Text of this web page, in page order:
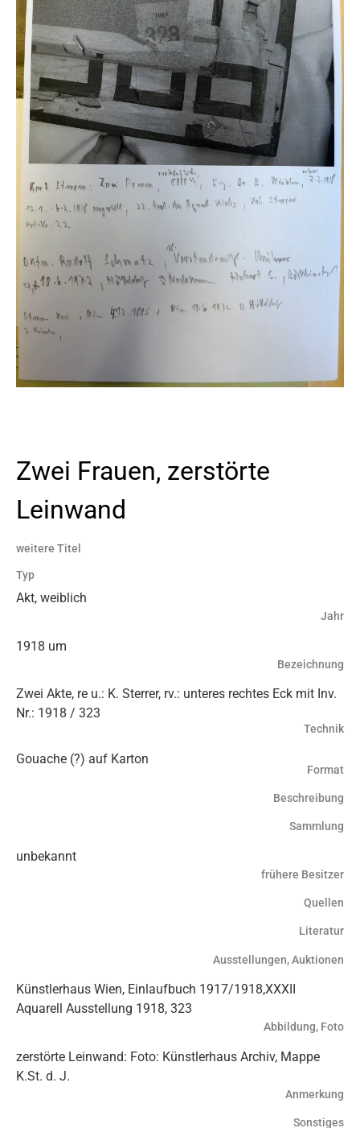
Zwei Frauen, zerstörte
Leinwand
weitere Titel
Typ
Akt, weiblich
Jahr
1918 um
Bezeichnung
Zwei Akte, re u.: K. Sterrer, rv.: unteres rechtes Eck mit Inv.
Nr.: 1918 / 323
Technik
Gouache (?) auf Karton
Format
Beschreibung
Sammlung
unbekannt
frühere Besitzer
Quellen
Literatur
Ausstellungen, Auktionen
Künstlerhaus Wien, Einlaufbuch 1917/1918,XXXII
Aquarell Ausstellung 1918, 323
Abbildung, Foto
zerstörte Leinwand: Foto: Künstlerhaus Archiv, Mappe
K.St. d. J.
Anmerkung
Sonstiges